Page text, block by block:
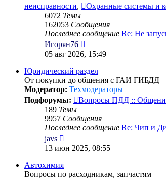
неисправности, Охранные системы и
6072 Темы
162053 Сообщения
Последнее сообщение Re: Не
Игорян76
к
сообщению
05 авг 2026, 15:49
Юридический раздел
От покупки до общения с ГАИ ГИБДД
Модератор: Техмодераторы
Подфорумы:
Вопросы ПДД ::
189 Темы
9957 Сообщения
Последнее сообщение Re: Чип и
javs
к
13 июн 2025, 08:55
Автохимия
Вопросы по расходникам, запчастям